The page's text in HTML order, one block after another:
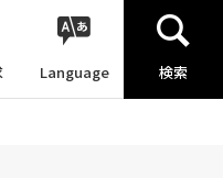
Language 検索